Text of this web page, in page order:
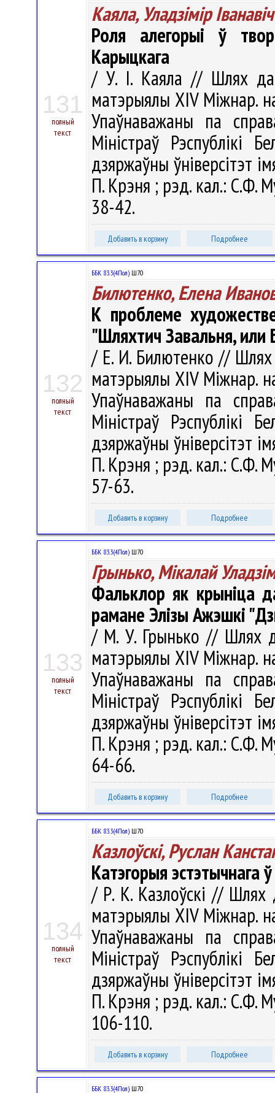
131
полный
текст
Каяла, Уладзiмiр Iванавiч
Роля алегорыі ў
Карыцкага
/ У. I. Каяла // Шлях да
матэрыялы ХIV Міжнар.
Упаўнаважаны па
Міністраў Рэспублікі
дзяржаўны ўніверсітэт
П. Крэня ; рэд. кал.: С.Ф.
38-42.
Добавить в корзину Подробнее
132
полный
текст
ББК 83.3(4Пол) Ш70
Билютенко, Елена
К проблеме
"Шляхтич Завальня, или
/ Е. И. Билютенко // Шлях
матэрыялы ХIV Міжнар.
Упаўнаважаны па
Міністраў Рэспублікі
дзяржаўны ўніверсітэт
П. Крэня ; рэд. кал.: С.Ф.
57-63.
Добавить в корзину Подробнее
133
полный
текст
ББК 83.3(4Пол) Ш70
Грынько, Мікалай
Фальклор як крыніца
рамане Элізы Ажэшкі
/ М. У. Грынько // Шлях
матэрыялы ХIV Міжнар.
Упаўнаважаны па
Міністраў Рэспублікі
дзяржаўны ўніверсітэт
П. Крэня ; рэд. кал.: С.Ф.
64-66.
Добавить в корзину Подробнее
134
полный
текст
ББК 83.3(4Пол) Ш70
Казлоўскі, Руслан
Катэгорыя эстэтычнага
/ Р. К. Казлоўскі // Шлях
матэрыялы ХIV Міжнар.
Упаўнаважаны па
Міністраў Рэспублікі
дзяржаўны ўніверсітэт
П. Крэня ; рэд. кал.: С.Ф.
106-110.
Добавить в корзину Подробнее
ББК 83.3(4Пол) Ш70